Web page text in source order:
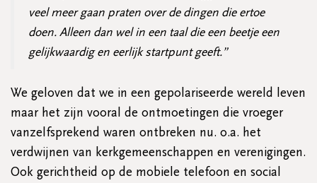
veel meer gaan praten over de dingen die ertoe
doen. Alleen dan wel in een taal die een beetje een
gelijkwaardig en eerlijk startpunt geeft.”
We geloven dat we in een gepolariseerde wereld leven
maar het zijn vooral de ontmoetingen die vroeger
vanzelfsprekend waren ontbreken nu. o.a. het
verdwijnen van kerkgemeenschappen en verenigingen.
Ook gerichtheid op de mobiele telefoon en social